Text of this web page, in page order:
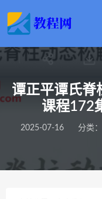
谭正平谭氏脊
课程172
2025-07-16 分类：